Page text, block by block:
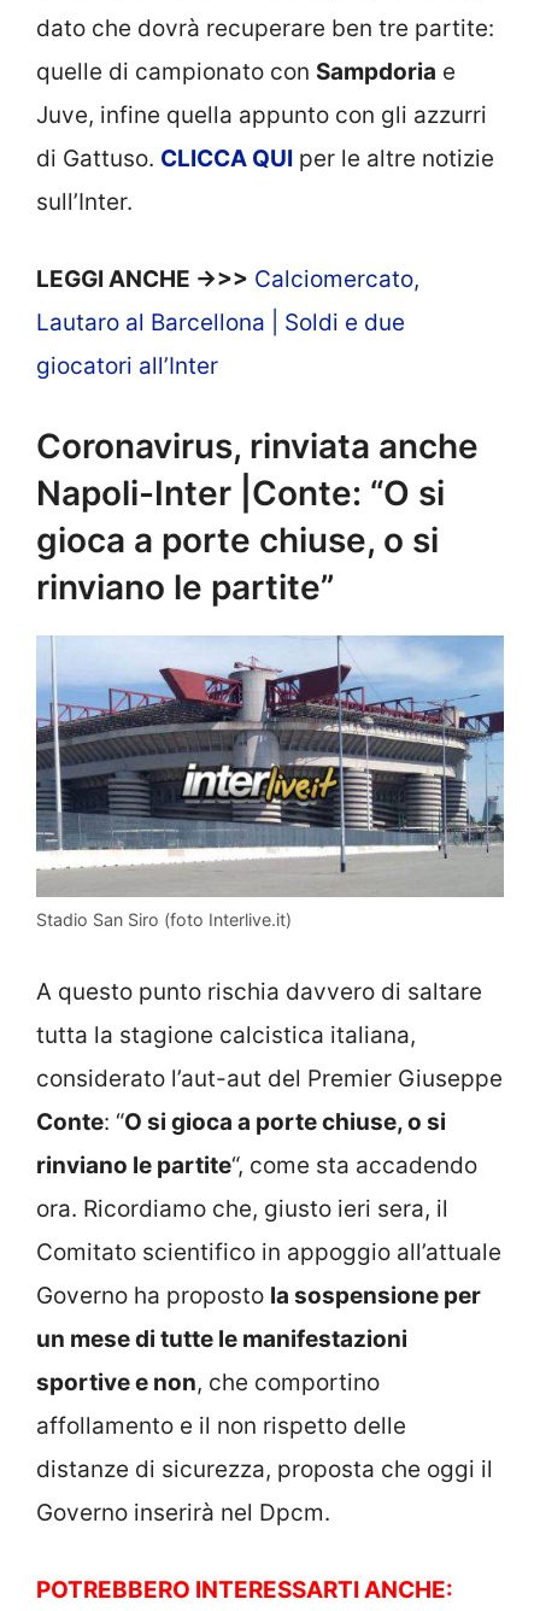
dato che dovrà recuperare ben tre partite:
quelle di campionato con Sampdoria e
Juve, infine quella appunto con gli azzurri
di Gattuso. CLICCA QUI per le altre notizie
sull’Inter.
LEGGI ANCHE ->>> Calciomercato,
Lautaro al Barcellona | Soldi e due
giocatori all’Inter
Coronavirus, rinviata anche
Napoli-Inter |Conte: “O si
gioca a porte chiuse, o si
rinviano le partite”
Stadio San Siro (foto Interlive.it)
A questo punto rischia davvero di saltare
tutta la stagione calcistica italiana,
considerato l’aut-aut del Premier Giuseppe
Conte: “O si gioca a porte chiuse, o si
rinviano le partite“, come sta accadendo
ora. Ricordiamo che, giusto ieri sera, il
Comitato scientifico in appoggio all’attuale
Governo ha proposto la sospensione per
un mese di tutte le manifestazioni
sportive e non, che comportino
affollamento e il non rispetto delle
distanze di sicurezza, proposta che oggi il
Governo inserirà nel Dpcm.
POTREBBERO INTERESSARTI ANCHE: